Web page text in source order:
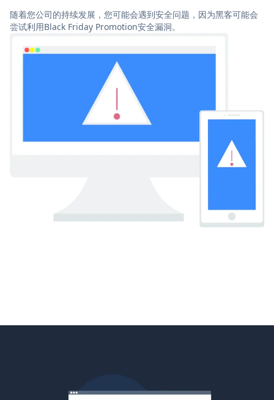
随着您公司的持续发展，您可能会遇到安全问题，因为黑客可能会
尝试利用Black Friday Promotion安全漏洞。